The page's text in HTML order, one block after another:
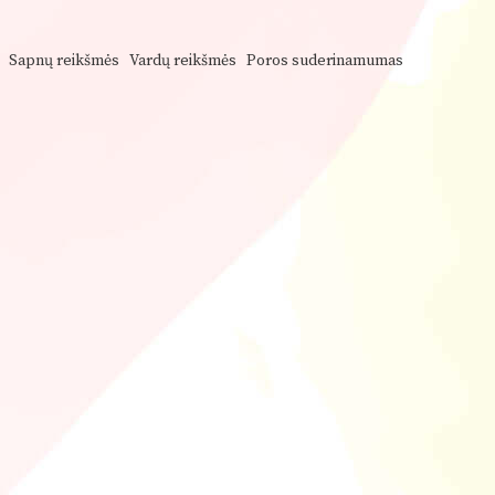
Sapnų reikšmės Vardų reikšmės Poros suderinamumas